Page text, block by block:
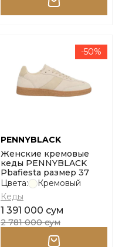
-50%
PENNYBLACK
Женские кремовые
кеды PENNYBLACK
Pbafiesta размер 37
Цвета:
Кремовый
Кеды
1 391 000 сум
2 781 000 сум